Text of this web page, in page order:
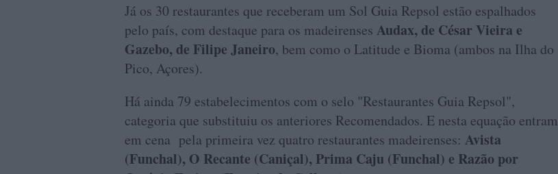
Já os 30 restaurantes que receberam um Sol Guia Repsol estão espalhados
pelo país, com destaque para os madeirenses Audax, de César Vieira e
Gazebo, de Filipe Janeiro, bem como o Latitude e Bioma (ambos na Ilha do
Pico, Açores).
Há ainda 79 estabelecimentos com o selo "Restaurantes Guia Repsol",
categoria que substituiu os anteriores Recomendados. E nesta equação entram
em cena pela primeira vez quatro restaurantes madeirenses: Avista
(Funchal), O Recante (Caniçal), Prima Caju (Funchal) e Razão por